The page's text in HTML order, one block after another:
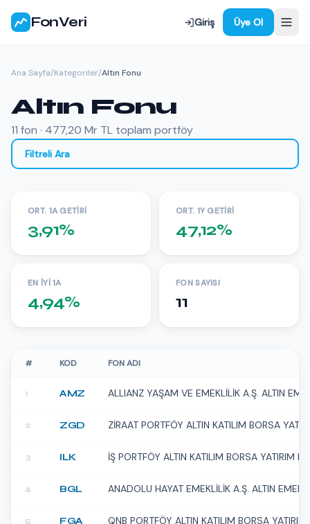
FonVeri Giriş Üye Ol
Ana Sayfa/Kategoriler/Altın Fonu
Altın Fonu
11 fon · 477,20 Mr TL toplam portföy
Filtreli Ara
ORT. 1A GETIRI
3,91%
ORT. 1Y GETIRI
47,12%
EN İYI 1A
4,94%
FON SAYISI
11
# KOD FON ADI
1 AMZ ALLIANZ YAŞAM VE EMEKLİLİK A.Ş. ALTIN
2 ZGD ZİRAAT PORTFÖY ALTIN KATILIM BORSA
3 ILK İŞ PORTFÖY ALTIN KATILIM BORSA YATIRIM
4 BGL ANADOLU HAYAT EMEKLİLİK A.Ş. ALTIN
5 FGA QNB PORTFÖY ALTIN KATILIM BORSA YATIRIM